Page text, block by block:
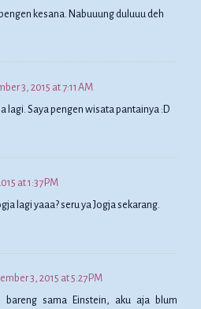
kesana. Nabuuung duluuu deh
3, 2015 at 7:11 AM
lagi. Saya pengen wisata pantainya :D
at 1:37 PM
lagi yaaa? seru ya Jogja sekarang.
3, 2015 at 5:27 PM
bareng sama Einstein, aku aja blum